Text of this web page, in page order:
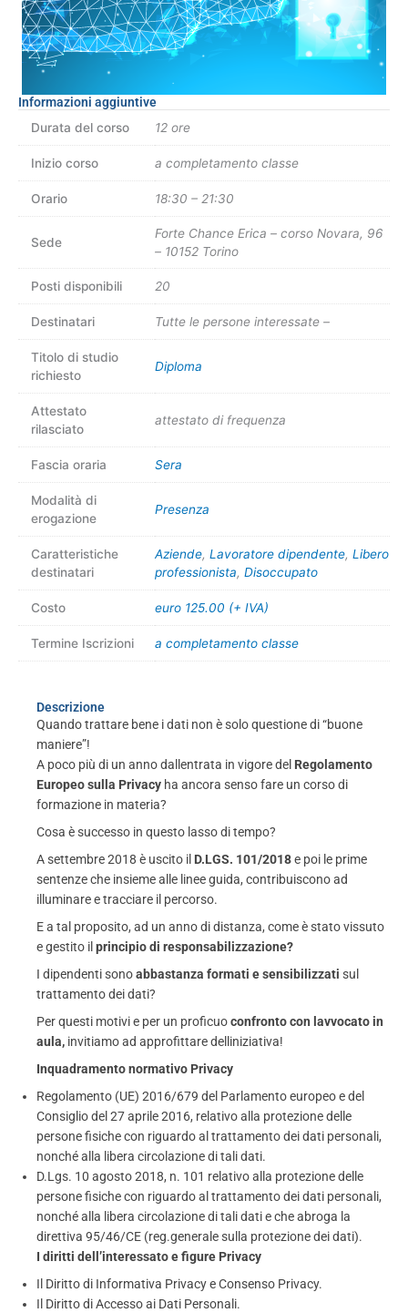
Informazioni aggiuntive
Durata del corso
12 ore
Inizio corso a completamento classe
Orario 18:30 – 21:30
Sede
Forte Chance Erica – corso Novara, 96
– 10152 Torino
Posti disponibili 20
Destinatari Tutte le persone interessate –
Titolo di studio
richiesto
Diploma
Attestato
rilasciato
attestato di frequenza
Fascia oraria Sera
Modalità di
erogazione
Presenza
Caratteristiche
destinatari
Aziende, Lavoratore dipendente, Libero
professionista, Disoccupato
Costo euro 125.00 (+ IVA)
Termine Iscrizioni a completamento classe
Descrizione
Quando trattare bene i dati non è solo questione di “buone
maniere”!
A poco più di un anno dallentrata in vigore del Regolamento
Europeo sulla Privacy ha ancora senso fare un corso di
formazione in materia?
Cosa è successo in questo lasso di tempo?
A settembre 2018 è uscito il D.LGS. 101/2018e poi le prime
sentenze che insieme alle linee guida, contribuiscono ad
illuminare e tracciare il percorso.
E a tal proposito, ad un anno di distanza, come è stato vissuto
e gestito il principio di responsabilizzazione?
I dipendenti sonoabbastanza formati e sensibilizzati sul
trattamento dei dati?
Per questi motivi e per un proficuoconfronto con lavvocato in
aula, invitiamo ad approfittare delliniziativa!
Inquadramento normativo Privacy
Regolamento (UE) 2016/679 del Parlamento europeo e del
Consiglio del 27 aprile 2016, relativo alla protezione delle
persone fisiche con riguardo al trattamento dei dati personali,
nonché alla libera circolazione di tali dati.
D.Lgs. 10 agosto 2018, n. 101 relativo alla protezione delle
persone fisiche con riguardo al trattamento dei dati personali,
nonché alla libera circolazione di tali dati e che abroga la
direttiva 95/46/CE (reg.generale sulla protezione dei dati).
I diritti dell’interessato e figure Privacy
Il Diritto di Informativa Privacy e Consenso Privacy.
Il Diritto di Accesso ai Dati Personali.